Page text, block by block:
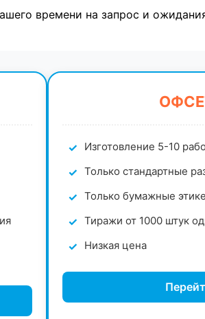
времени на запрос и
Изготовление 5-10
Только стандартные
Только бумажные
Тиражи от 1000 штук
Низкая цена